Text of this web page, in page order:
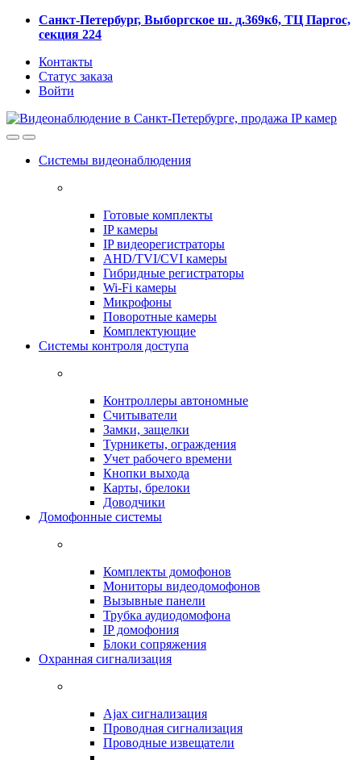
Skip
Skip
Санкт-Петербург, Выборгское ш. д.369к6, ТЦ Паргос,
секция 224
Контакты
Статус заказа
Войти
Системы видеонаблюдения
Готовые комплекты
IP камеры
IP видеорегистраторы
AHD/TVI/CVI камеры
Гибридные регистраторы
Wi-Fi камеры
Микрофоны
Поворотные камеры
Комплектующие
Системы контроля доступа
Контроллеры автономные
Считыватели
Замки, защелки
Турникеты, ограждения
Учет рабочего времени
Кнопки выхода
Карты, брелоки
Доводчики
Домофонные системы
Комплекты домофонов
Мониторы видеодомофонов
Вызывные панели
Трубка аудиодомофона
IP домофония
Блоки сопряжения
Охранная сигнализация
Ajax сигнализация
Проводная сигнализация
Проводные извещатели